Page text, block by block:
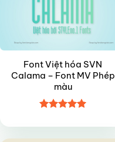
Font Việt hóa SVN
Calama – Font MV Phép
màu
hạng55